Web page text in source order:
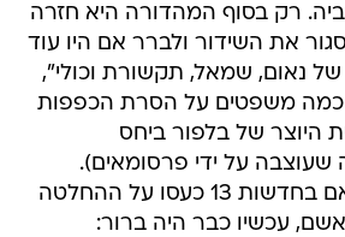
רק בסוף המהדורה היא חזרה
את השידור ולברר אם היו עוד
"45 נאום של נאום, שמאל, תקשורת וכולי",
כמה משפטים על הסרת הכפפות
היוצר של בלפור ביחס
שעוצבה על ידי פרסומאים).
ממש חדשות. גם אם בחדשות 13 כעסו על ההחלטה
עכשיו כבר היה ברור: